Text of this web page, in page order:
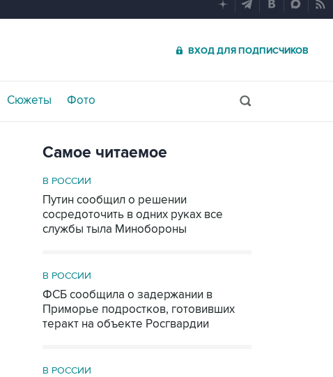
ВХОД ДЛЯ ПОДПИСЧИКОВ
Сюжеты Фото
Самое читаемое
В РОССИИ
Путин сообщил о решении
сосредоточить в одних руках все
службы тыла Минобороны
В РОССИИ
ФСБ сообщила о задержании в
Приморье подростков, готовивших
теракт на объекте Росгвардии
В РОССИИ